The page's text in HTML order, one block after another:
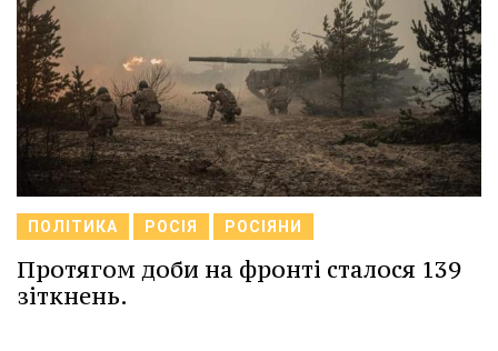
ПОЛІТИКА РОСІЯ РОСІЯНИ
Протягом доби на фронті сталося 139
зіткнень.